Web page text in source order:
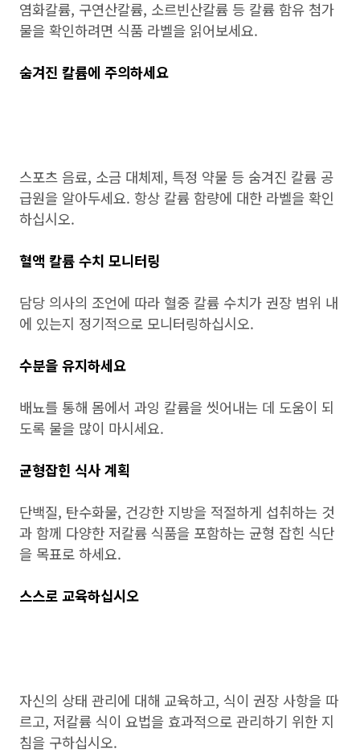
염화칼륨, 구연산칼륨, 소르빈산칼륨 등 칼륨 함유 첨가
물을 확인하려면 식품 라벨을 읽어보세요.
숨겨진 칼륨에 주의하세요
스포츠 음료, 소금 대체제, 특정 약물 등 숨겨진 칼륨 공
급원을 알아두세요. 항상 칼륨 함량에 대한 라벨을 확인
하십시오.
혈액 칼륨 수치 모니터링
담당 의사의 조언에 따라 혈중 칼륨 수치가 권장 범위 내
에 있는지 정기적으로 모니터링하십시오.
수분을 유지하세요
배뇨를 통해 몸에서 과잉 칼륨을 씻어내는 데 도움이 되
도록 물을 많이 마시세요.
균형잡힌 식사 계획
단백질, 탄수화물, 건강한 지방을 적절하게 섭취하는 것
과 함께 다양한 저칼륨 식품을 포함하는 균형 잡힌 식단
을 목표로 하세요.
스스로 교육하십시오
자신의 상태 관리에 대해 교육하고, 식이 권장 사항을 따
르고, 저칼륨 식이 요법을 효과적으로 관리하기 위한 지
침을 구하십시오.